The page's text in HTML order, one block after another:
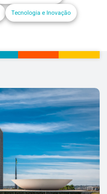
Tecnologia e Inovação